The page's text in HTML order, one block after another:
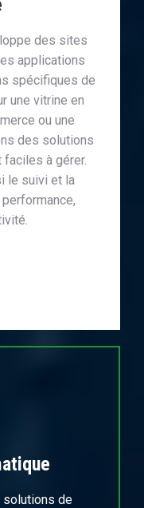
des sites
applications
spécifiques de
une vitrine en
ou une
des solutions
à gérer.
le suivi et la
solutions de